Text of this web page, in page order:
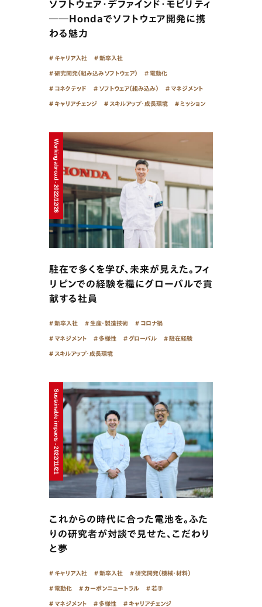
ソフトウェア・デファインド・モビリティ
──Hondaでソフトウェア開発に携
わる魅力
キャリア入社 新卒入社
研究開発（組み込みソフトウェア） 電動化
コネクテッド ソフトウェア（組み込み） マネジメント
キャリアチェンジ スキルアップ・成長環境 ミッション
Working abroad - 2022/12/26
駐在で多くを学び、未来が見えた。フィ
リピンでの経験を糧にグローバルで貢
献する社員
新卒入社 生産・製造技術 コロナ禍
マネジメント 多様性 グローバル 駐在経験
スキルアップ・成長環境
Sustainable impacts - 2022/11/21
これからの時代に合った電池を。ふた
りの研究者が対談で見せた、こだわり
と夢
キャリア入社 新卒入社 研究開発（機械・材料）
電動化 カーボンニュートラル 若手
マネジメント 多様性 キャリアチェンジ